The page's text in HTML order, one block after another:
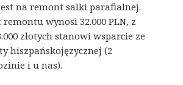
na remont salki parafialnej.
wynosi 32.000 PLN, z
złotych stanowi wsparcie ze
hiszpańskojęzycznej (2
i u nas).